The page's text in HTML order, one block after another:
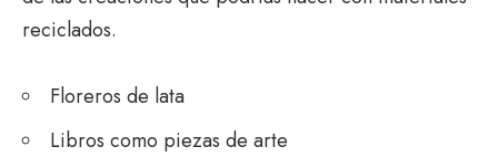
reciclados.
Floreros de lata
Libros como piezas de arte